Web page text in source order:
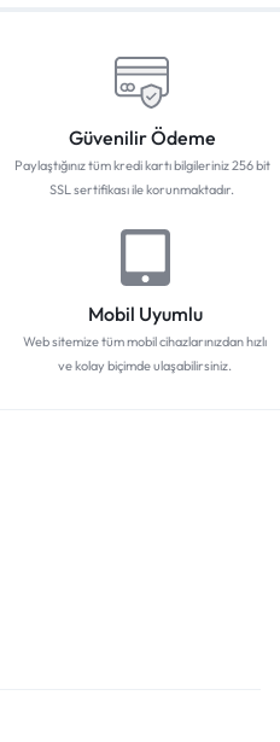
Güvenilir Ödeme
Paylaştığınız tüm kredi kartı bilgileriniz 256 bit
SSL sertifikası ile korunmaktadır.
Mobil Uyumlu
Web sitemize tüm mobil cihazlarınızdan hızlı
ve kolay biçimde ulaşabilirsiniz.